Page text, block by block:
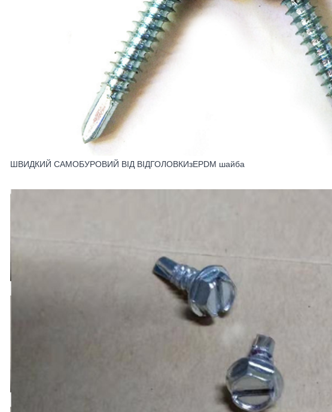
ШВИДКИЙ САМОБУРОВИЙ ВІД ВІДГОЛОВКИзEPDM шайба